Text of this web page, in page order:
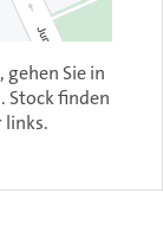
Sie in
Stock finden
links.